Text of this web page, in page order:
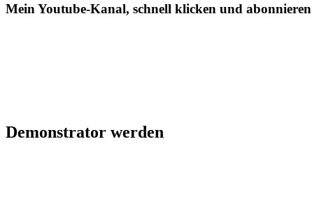
Mein Youtube-Kanal, schnell klicken und abonnieren
Demonstrator werden